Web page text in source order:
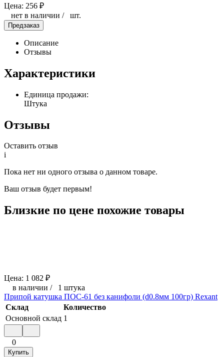
Цена: 256 ₽
нет в наличии / шт.
Предзаказ
Описание
Отзывы
Характеристики
Единица продажи:
Штука
Отзывы
Оставить отзыв
i
Пока нет ни одного отзыва о данном товаре.
Ваш отзыв будет первым!
Близкие по цене похожие товары
Цена: 1 082 ₽
в наличии / 1 штука
Припой катушка ПОС-61 без канифоли (d0.8мм 100гр) Rexant
Склад
Количество
Основной склад 1
0
Купить